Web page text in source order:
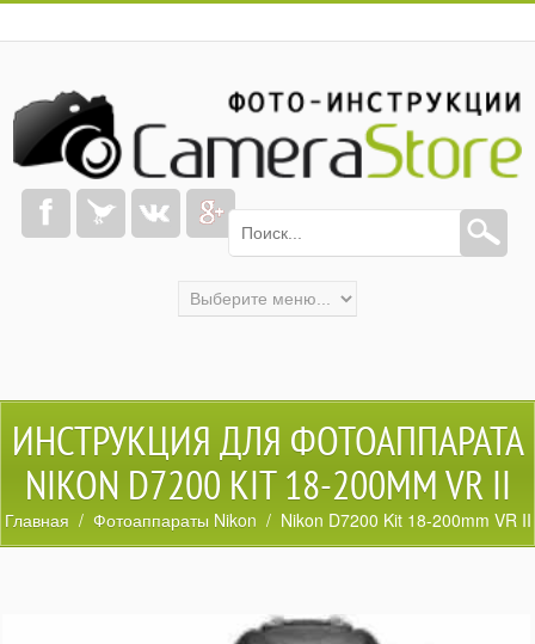
ИНСТРУКЦИЯ ДЛЯ ФОТОАППАРАТА
NIKON D7200 KIT 18-200MM VR II
Главная / Фотоаппараты Nikon / Nikon D7200 Kit 18-200mm VR II